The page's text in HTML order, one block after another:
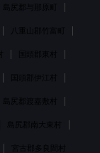
島尻郡与那原町
八重山郡竹富町
国頭郡東村
国頭郡伊江村
島尻郡渡嘉敷村
島尻郡南大東村
宮古郡多良間村